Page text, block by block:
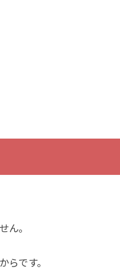
ん。
らです。